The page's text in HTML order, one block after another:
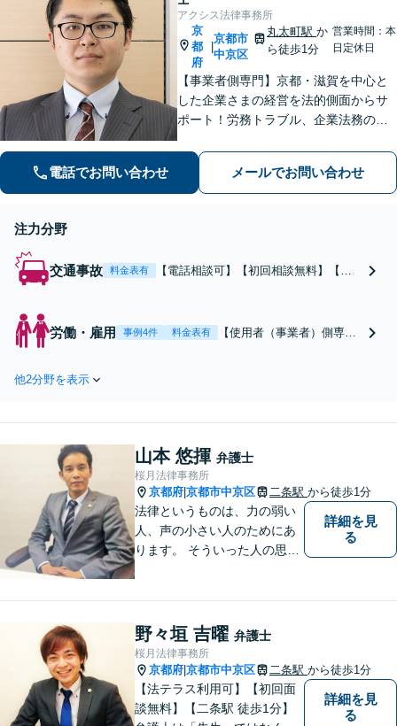
アクシス法律事務所
京
都
府
|
京都市
中京区
丸太町駅か
ら徒歩1分
営業時間：本
日定休日
【事業者側専門】京都・滋賀を中心と
した企業さまの経営を法的側面からサ
ポート！労務トラブル、企業法務のご
問題への対応を中心に、その他中小企
業法務について豊富な経験がありま
す。【Web相談可】
電話でお問い合わせ メールでお問い合わせ
注力分野
交通事故 料金表有
【電話相談可】【初回相談無料】【丸
お任せください。相談者さまに寄り添
い、丁寧なリーガルサービスを提供い
労働・雇用 事例4件 料金表有
【使用者（事業者）側専
ひ経験豊富な弁護士にお任
総務担当者のみなさまをサ
他2分野を表示
山本 悠揮 弁護士
桜月法律事務所
京都府 京都市中京区 二条駅 から徒歩1分
法律というものは、力の弱い
人、声の小さい人のためにあ
ります。 そういった人の思い
目指します。
詳細を見
る
野々垣 吉曜 弁護士
桜月法律事務所
京都府 京都市中京区 二条駅 から徒歩1分
【法テラス利用可】【初回面
談無料】【二条駅 徒歩1分】
詳細を見
る